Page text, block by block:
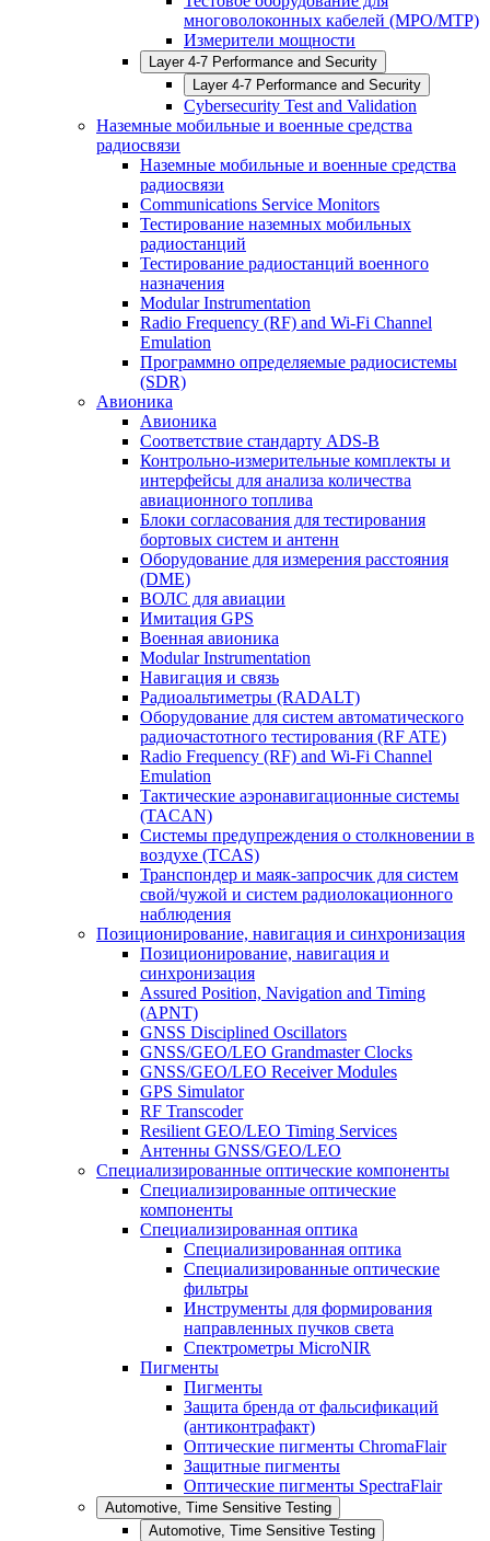
многоволоконных кабелей (MPO/MTP)
Измерители мощности
Layer 4-7 Performance and Security
Layer 4-7 Performance and Security
Cybersecurity Test and Validation
Наземные мобильные и военные средства
радиосвязи
Наземные мобильные и военные средства
радиосвязи
Communications Service Monitors
Тестирование наземных мобильных
радиостанций
Тестирование радиостанций военного
назначения
Modular Instrumentation
Radio Frequency (RF) and Wi-Fi Channel
Emulation
Программно определяемые радиосистемы
(SDR)
Авионика
Авионика
Соответствие стандарту ADS-B
Контрольно-измерительные комплекты и
интерфейсы для анализа количества
авиационного топлива
Блоки согласования для тестирования
бортовых систем и антенн
Оборудование для измерения расстояния
(DME)
ВОЛС для авиации
Имитация GPS
Военная авионика
Modular Instrumentation
Навигация и связь
Радиоальтиметры (RADALT)
Оборудование для систем автоматического
радиочастотного тестирования (RF ATE)
Radio Frequency (RF) and Wi-Fi Channel
Emulation
Тактические аэронавигационные системы
(TACAN)
Системы предупреждения о столкновении в
воздухе (TCAS)
Транспондер и маяк-запросчик для систем
свой/чужой и систем радиолокационного
наблюдения
Позиционирование, навигация и синхронизация
Позиционирование, навигация и
синхронизация
Assured Position, Navigation and Timing
(APNT)
GNSS Disciplined Oscillators
GNSS/GEO/LEO Grandmaster Clocks
GNSS/GEO/LEO Receiver Modules
GPS Simulator
RF Transcoder
Resilient GEO/LEO Timing Services
Антенны GNSS/GEO/LEO
Специализированные оптические компоненты
Специализированные оптические
компоненты
Специализированная оптика
Специализированная оптика
Специализированные оптические
фильтры
Инструменты для формирования
направленных пучков света
Спектрометры MicroNIR
Пигменты
Пигменты
Защита бренда от фальсификаций
(антиконтрафакт)
Оптические пигменты ChromaFlair
Защитные пигменты
Оптические пигменты SpectraFlair
Automotive, Time Sensitive Testing
Automotive, Time Sensitive Testing